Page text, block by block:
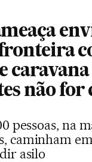
caravana
não for
pessoas, na
caminham
asilo